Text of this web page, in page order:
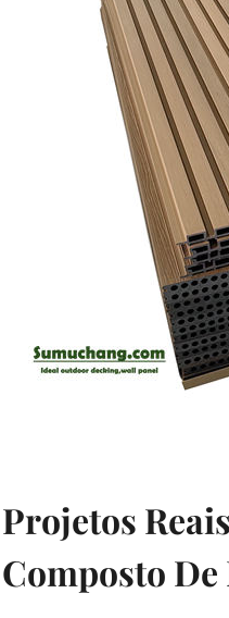
Projetos
Composto